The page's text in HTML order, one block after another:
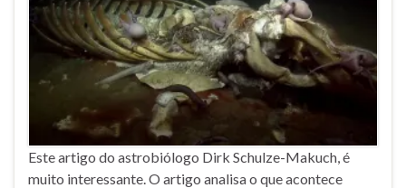
Este artigo do astrobiólogo Dirk Schulze-Makuch, é
muito interessante. O artigo analisa o que acontece